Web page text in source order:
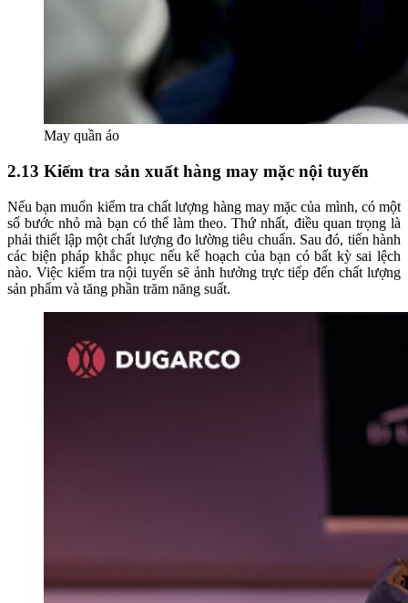
May quần áo
2.13 Kiểm tra sản xuất hàng may mặc nội tuyến
Nếu bạn muốn kiểm tra chất lượng hàng may mặc của mình, có một
số bước nhỏ mà bạn có thể làm theo. Thứ nhất, điều quan trọng là
phải thiết lập một chất lượng đo lường tiêu chuẩn. Sau đó, tiến hành
các biện pháp khắc phục nếu kế hoạch của bạn có bất kỳ sai lệch
nào. Việc kiểm tra nội tuyến sẽ ảnh hưởng trực tiếp đến chất lượng
sản phẩm và tăng phần trăm năng suất.